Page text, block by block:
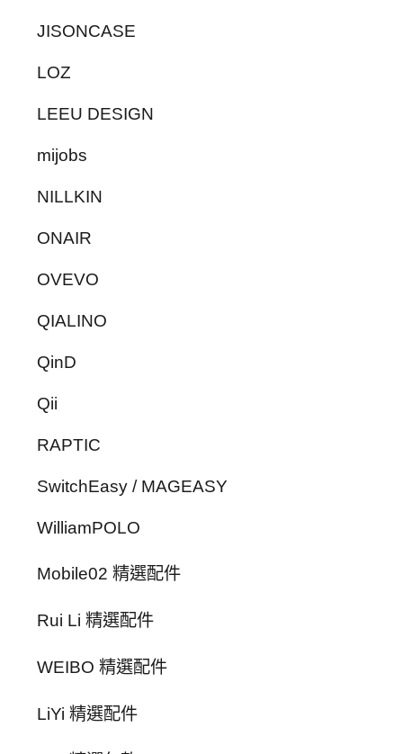
JISONCASE
LOZ
LEEU DESIGN
mijobs
NILLKIN
ONAIR
OVEVO
QIALINO
QinD
Qii
RAPTIC
SwitchEasy / MAGEASY
WilliamPOLO
Mobile02 精選配件
Rui Li 精選配件
WEIBO 精選配件
LiYi 精選配件